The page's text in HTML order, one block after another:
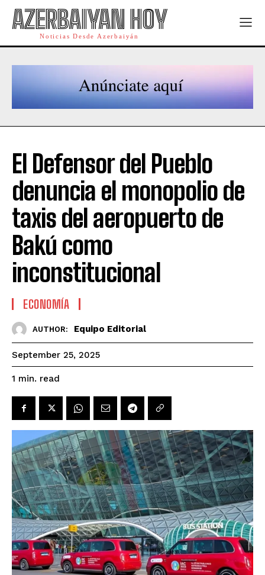
AZERBAIYAN HOY
Noticias Desde Azerbaiyán
El Defensor del Pueblo
denuncia el monopolio de
taxis del aeropuerto de
Bakú como
inconstitucional
ECONOMÍA
AUTHOR: Equipo Editorial
September 25, 2025
1 min. read